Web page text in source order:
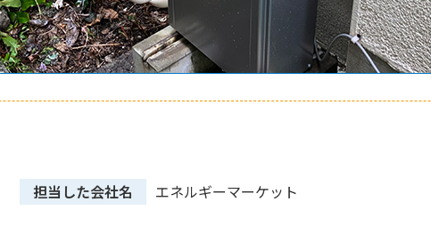
担当した会社名 エネルギーマーケット